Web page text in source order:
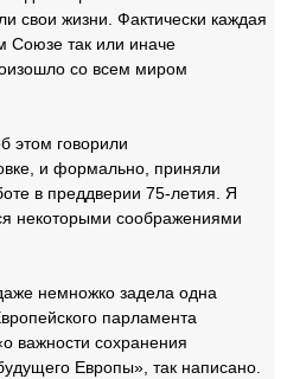
свои жизни. Фактически каждая
Союзе так или иначе
со всем миром
этом говорили
и формально, приняли
в преддверии 75-летия. Я
некоторыми соображениями
немножко задела одна
парламента
важности сохранения
Европы», так написано.